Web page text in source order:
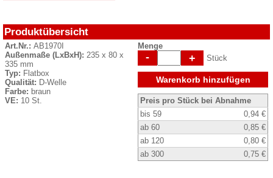
Produktübersicht
Art.Nr.: AB1970I
Außenmaße (LxBxH): 235 x 80 x
335 mm
Typ: Flatbox
Qualität: D-Welle
Farbe: braun
VE: 10 St.
Menge
- + Stück
Warenkorb hinzufügen
Preis pro Stück bei Abnahme
bis 59
0,94 €
ab 60
0,85 €
ab 120
0,80 €
ab 300
0,75 €